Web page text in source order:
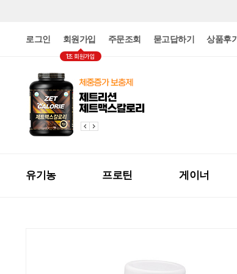
로그인 회원가입
1초 회원가입
주문조회 묻고답하기 상품후기
유기농 프로틴 게이너